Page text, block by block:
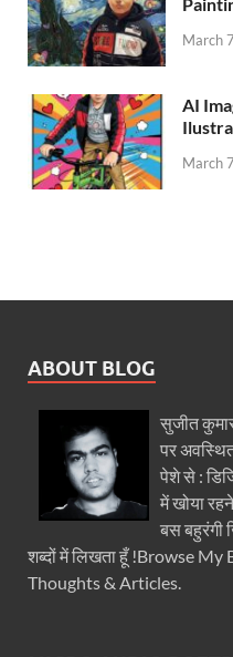
March
AI
March
ABOUT BLOG
सुजीत
पर
पेशे से :
में खोया
बस बहुरंगी
शब्दों में लिखता हूँ !Browse
Thoughts & Articles.